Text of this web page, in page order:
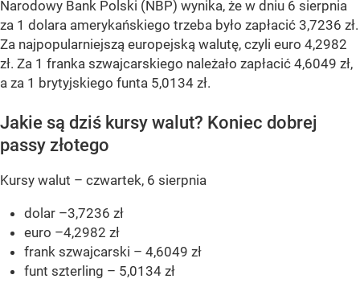
Narodowy Bank Polski (NBP) wynika, że w dniu 6 sierpnia
za 1 dolara amerykańskiego trzeba było zapłacić 3,7236 zł.
Za najpopularniejszą europejską walutę, czyli euro 4,2982
zł. Za 1 franka szwajcarskiego należało zapłacić 4,6049 zł,
a za 1 brytyjskiego funta 5,0134 zł.
Jakie są dziś kursy walut? Koniec dobrej
passy złotego
Kursy walut – czwartek, 6 sierpnia
dolar –3,7236 zł
euro –4,2982 zł
frank szwajcarski – 4,6049 zł
funt szterling – 5,0134 zł